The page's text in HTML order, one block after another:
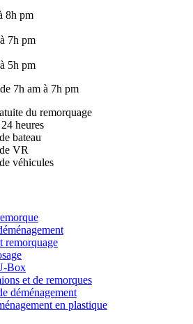
8h pm
7h pm
5h pm
7h am à 7h pm
du remorquage
heures
bateau
VR
véhicules
remorquage
Box
et de remorques
déménagement
en plastique